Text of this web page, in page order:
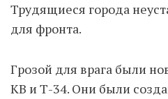
Трудящиеся города
для фронта.
Грозой для врага были
КВ и Т-34. Они были